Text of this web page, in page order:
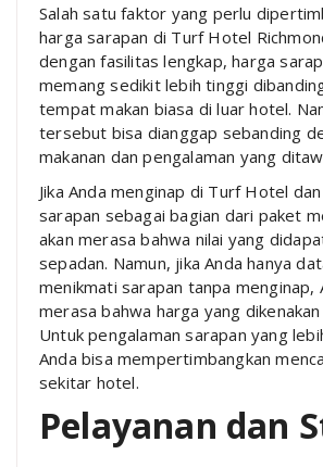
Salah satu faktor yang perlu
harga sarapan di Turf Hotel
dengan fasilitas lengkap, harga
memang sedikit lebih tinggi
tempat makan biasa di luar hotel.
tersebut bisa dianggap sebanding
makanan dan pengalaman yang
Jika Anda menginap di Turf Hotel
sarapan sebagai bagian dari paket
akan merasa bahwa nilai yang
sepadan. Namun, jika Anda hanya
menikmati sarapan tanpa menginap,
merasa bahwa harga yang dikenakan
Untuk pengalaman sarapan yang
Anda bisa mempertimbangkan
sekitar hotel.
Pelayanan dan